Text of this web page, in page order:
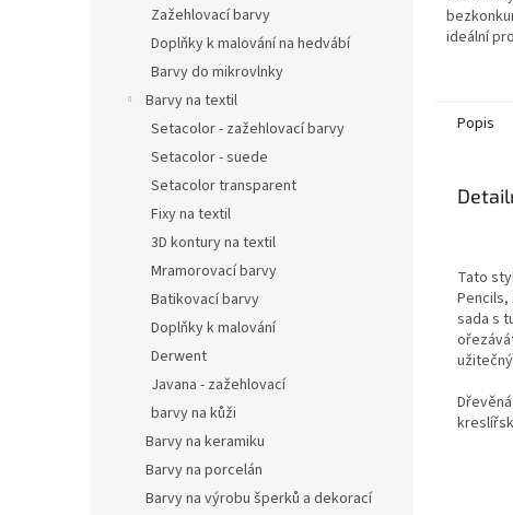
Zažehlovací barvy
Doplňky k malování na hedvábí
Barvy do mikrovlnky
Barvy na textil
Setacolor - zažehlovací barvy
Setacolor - suede
Setacolor transparent
Fixy na textil
3D kontury na textil
Mramorovací barvy
Batikovací barvy
Doplňky k malování
Derwent
Javana - zažehlovací
barvy na kůži
Barvy na keramiku
Barvy na porcelán
Barvy na výrobu šperků a dekorací
ideální
Popis
Tato
Pencils,
sada s